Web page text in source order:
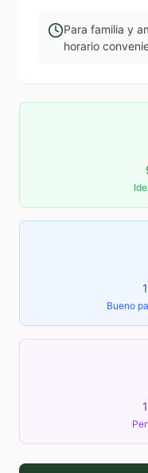
Para familia y
horario
Bueno